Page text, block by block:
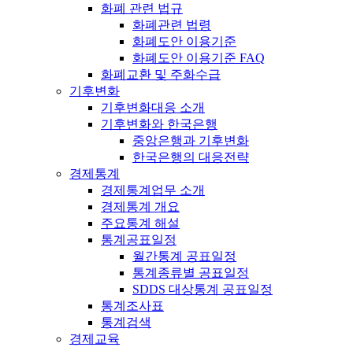
화폐 관련 법규
화폐관련 법령
화폐도안 이용기준
화폐도안 이용기준 FAQ
화폐교환 및 주화수급
기후변화
기후변화대응 소개
기후변화와 한국은행
중앙은행과 기후변화
한국은행의 대응전략
경제통계
경제통계업무 소개
경제통계 개요
주요통계 해설
통계공표일정
월간통계 공표일정
통계종류별 공표일정
SDDS 대상통계 공표일정
통계조사표
통계검색
경제교육